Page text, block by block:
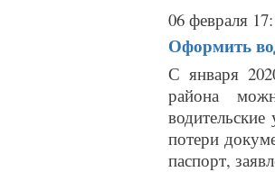
06 февраля
Оформить
С января
района
потери
паспорт,